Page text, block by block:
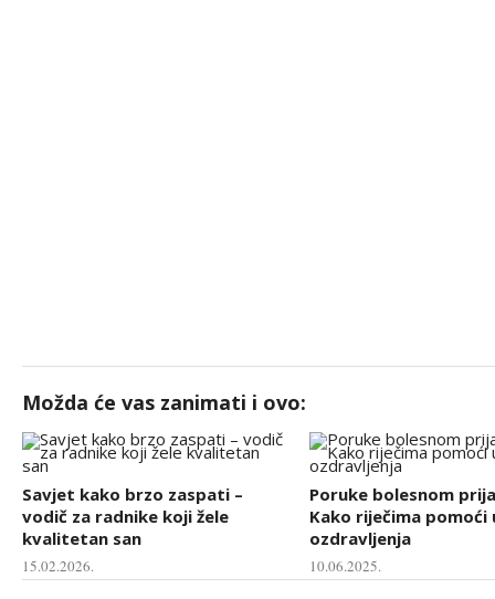
Možda će vas zanimati i ovo:
Savjet kako brzo zaspati –
vodič za radnike koji žele
kvalitetan san
15.02.2026.
Poruke bolesnom
Kako riječima pomoći
ozdravljenja
10.06.2025.